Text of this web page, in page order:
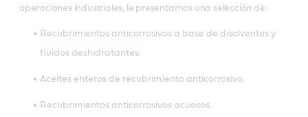
operaciones industriales, le presentamos una selección de:
Recubrimientos anticorrosivos a base de disolventes y
fluidos deshidratantes.
Aceites enteros de recubrimiento anticorrosivo.
Recubrimientos anticorrosivos acuosos.